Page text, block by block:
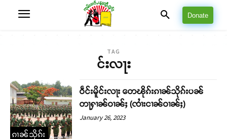
Donate
TAG
င်းလႃး
ၵၢၼ်သိုၵ်း
ဝဵင်းမိူင်းလႃး တေၽိုၵ်းၵၢၼ်သိုၵ်းပၼ်
တႃႁၢၼ်ဝၢၼ်ႈ (ၸၢႆးငၢၼ်ဝၢၼ်ႈ)
January 26, 2023